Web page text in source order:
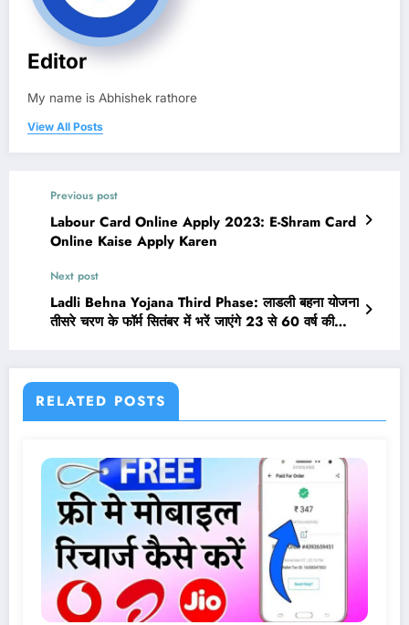
Editor
My name is Abhishek rathore
View All Posts
Previous post
Labour Card Online Apply 2023: E-Shram Card
Online Kaise Apply Karen
Next post
Ladli Behna Yojana Third Phase: लाडली बहना योजना
तीसरे चरण के फॉर्म सितंबर में भरें जाएंगे 23 से 60 वर्ष की
RELATED POSTS